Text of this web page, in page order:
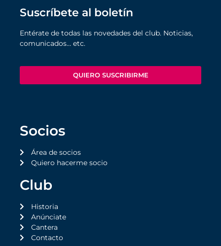
Suscríbete al boletín
Entérate de todas las novedades del club. Noticias,
comunicados… etc.
QUIERO SUSCRIBIRME
Socios
Área de socios
Quiero hacerme socio
Club
Historia
Anúnciate
Cantera
Contacto